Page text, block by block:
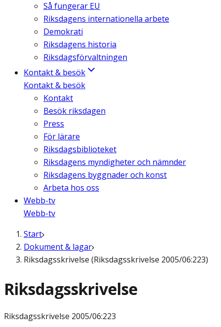
Så fungerar EU
Riksdagens internationella arbete
Demokrati
Riksdagens historia
Riksdagsförvaltningen
Kontakt & besök
Kontakt & besök
Kontakt
Besök riksdagen
Press
För lärare
Riksdagsbiblioteket
Riksdagens myndigheter och nämnder
Riksdagens byggnader och konst
Arbeta hos oss
Webb-tv
Webb-tv
Start
Dokument & lagar
Riksdagsskrivelse (Riksdagsskrivelse 2005/06:223)
Riksdagsskrivelse
Riksdagsskrivelse 2005/06:223